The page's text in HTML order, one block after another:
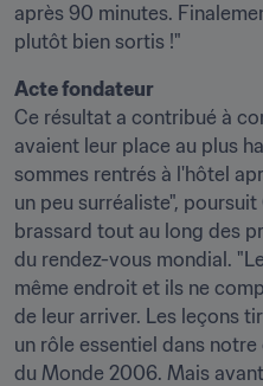
après 90 minutes.
plutôt bien sortis !"
Acte fondateur
Ce résultat a contribué à
avaient leur place au plus
sommes rentrés à l'hôtel
un peu surréaliste",
brassard tout au long des
du rendez-vous mondial.
même endroit et ils ne
de leur arriver. Les leçons
un rôle essentiel dans
du Monde 2006. Mais